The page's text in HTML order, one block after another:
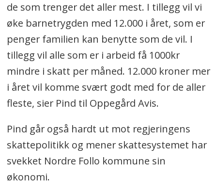
de som trenger det aller mest. I tillegg vil vi
øke barnetrygden med 12.000 i året, som er
penger familien kan benytte som de vil. I
tillegg vil alle som er i arbeid få 1000kr
mindre i skatt per måned. 12.000 kroner mer
i året vil komme svært godt med for de aller
fleste, sier Pind til Oppegård Avis.
Pind går også hardt ut mot regjeringens
skattepolitikk og mener skattesystemet har
svekket Nordre Follo kommune sin
økonomi.